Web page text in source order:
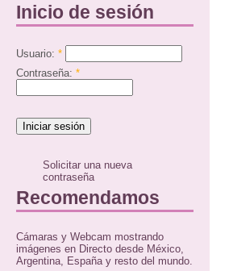
Inicio de sesión
Usuario: *
Contraseña: *
Solicitar una nueva
contraseña
Recomendamos
Cámaras y Webcam mostrando
imágenes en Directo desde México,
Argentina, España y resto del mundo.